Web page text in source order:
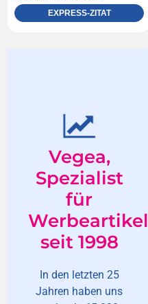
EXPRESS-ZITAT
Vegea,
Spezialist
für
Werbeartikel
seit 1998
In den letzten 25
Jahren haben uns